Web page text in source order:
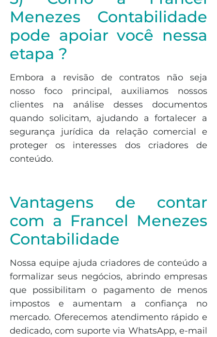
Menezes Contabilidade
pode apoiar você nessa
etapa ?
Embora a revisão de contratos não seja
nosso foco principal, auxiliamos nossos
clientes na análise desses documentos
quando solicitam, ajudando a fortalecer a
segurança jurídica da relação comercial e
proteger os interesses dos criadores de
conteúdo.
Vantagens de contar
com a Francel Menezes
Contabilidade
Nossa equipe ajuda criadores de conteúdo a
formalizar seus negócios, abrindo empresas
que possibilitam o pagamento de menos
impostos e aumentam a confiança no
mercado. Oferecemos atendimento rápido e
dedicado, com suporte via WhatsApp, e-mail